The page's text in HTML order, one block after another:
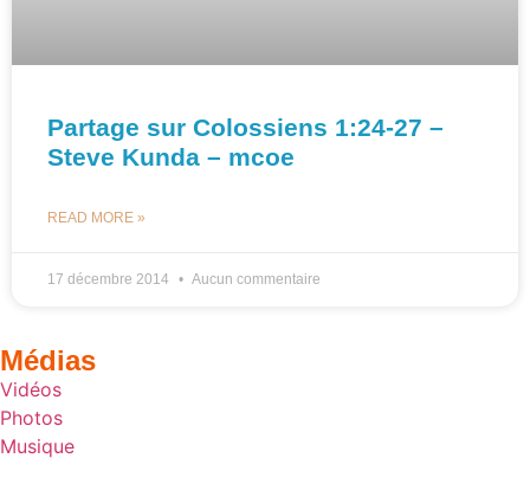
Partage sur Colossiens 1:24-27 –
Steve Kunda – mcoe
READ MORE »
17 décembre 2014 Aucun commentaire
Médias
Vidéos
Photos
Musique